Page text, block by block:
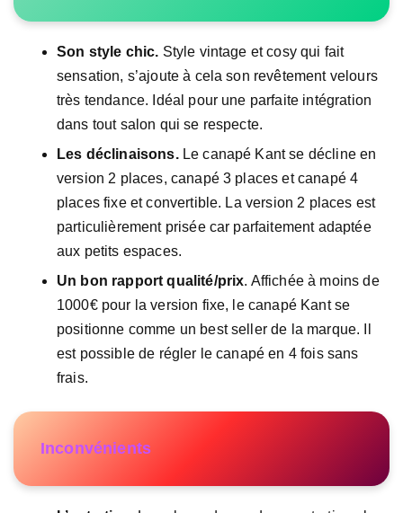
Son style chic. Style vintage et cosy qui fait
sensation, s’ajoute à cela son revêtement velours
très tendance. Idéal pour une parfaite intégration
dans tout salon qui se respecte.
Les déclinaisons.Le canapé Kant se décline en
version 2 places, canapé 3 places et canapé 4
places fixe et convertible. La version 2 places est
particulièrement prisée car parfaitement adaptée
aux petits espaces.
Un bon rapport qualité/prix. Affichée à moins de
1000€ pour la version fixe, le canapé Kant se
positionne comme un best seller de la marque. Il
est possible de régler le canapé en 4 fois sans
frais.
Inconvénients